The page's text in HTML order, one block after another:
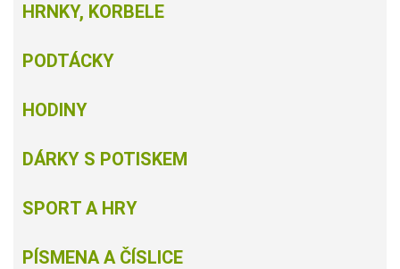
HRNKY, KORBELE
PODTÁCKY
HODINY
DÁRKY S POTISKEM
SPORT A HRY
PÍSMENA A ČÍSLICE